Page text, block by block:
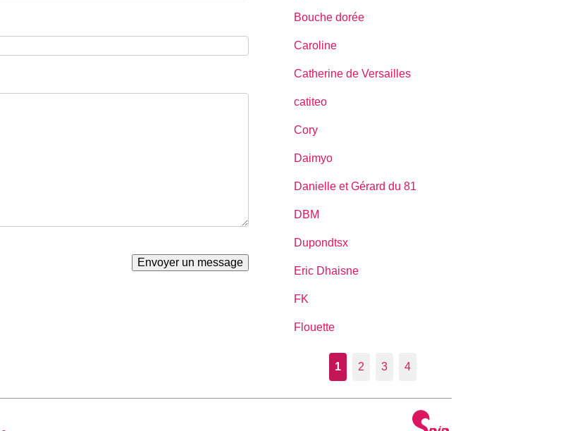
Bouche dorée
Caroline
Catherine de Versailles
catiteo
Cory
Daimyo
Danielle et Gérard du 81
DBM
Dupondtsx
Eric Dhaisne
FK
Flouette
1 2 3 4